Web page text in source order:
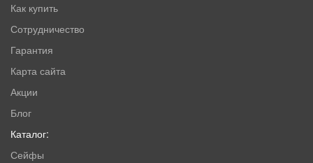
Как купить
Сотрудничество
Гарантия
Карта сайта
Акции
Блог
Каталог:
Сейфы